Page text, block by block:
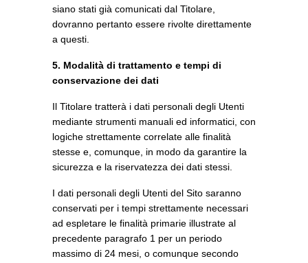
siano stati già comunicati dal Titolare,
dovranno pertanto essere rivolte direttamente
a questi.
5. Modalità di trattamento e tempi di
conservazione dei dati
Il Titolare tratterà i dati personali degli Utenti
mediante strumenti manuali ed informatici, con
logiche strettamente correlate alle finalità
stesse e, comunque, in modo da garantire la
sicurezza e la riservatezza dei dati stessi.
I dati personali degli Utenti del Sito saranno
conservati per i tempi strettamente necessari
ad espletare le finalità primarie illustrate al
precedente paragrafo 1 per un periodo
massimo di 24 mesi, o comunque secondo